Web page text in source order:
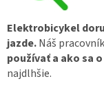
Elektrobicykel
jazde.Náš
používať a ako sa
najdlhšie.